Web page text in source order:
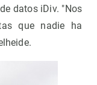
datos iDiv. "Nos
que nadie ha